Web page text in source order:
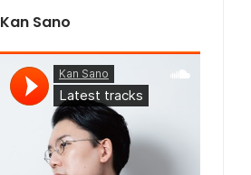
Kan Sano